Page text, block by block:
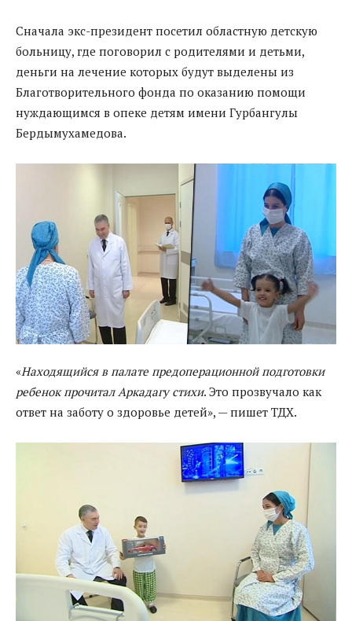
Сначала экс-президент посетил областную детскую
больницу, где поговорил с родителями и детьми,
деньги на лечение которых будут выделены из
Благотворительного фонда по оказанию помощи
нуждающимся в опеке детям имени Гурбангулы
Бердымухамедова.
«Находящийся в палате предоперационной подготовки
ребенок прочитал Аркадагу стихи. Это прозвучало как
ответ на заботу о здоровье детей», — пишет ТДХ.